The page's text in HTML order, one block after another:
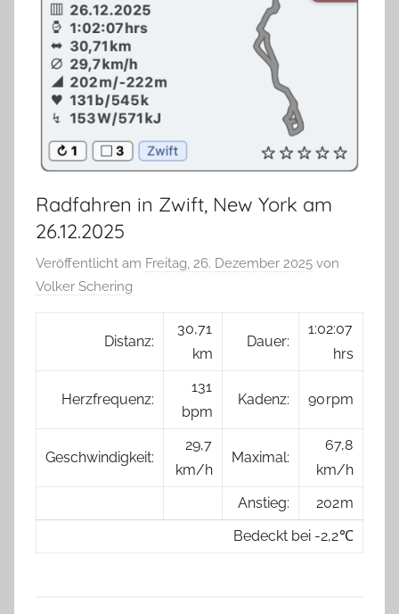
Radfahren in Zwift, New York am
26.12.2025
Veröffentlicht am Freitag, 26. Dezember 2025 von
Volker Schering
Distanz:
30,71
km
Dauer:
1:02:07
hrs
Herzfrequenz:
131
bpm
Kadenz: 90 rpm
Geschwindigkeit:
29,7
km/h
Maximal:
67,8
km/h
Anstieg:
202 m
Bedeckt bei -2,2 ℃